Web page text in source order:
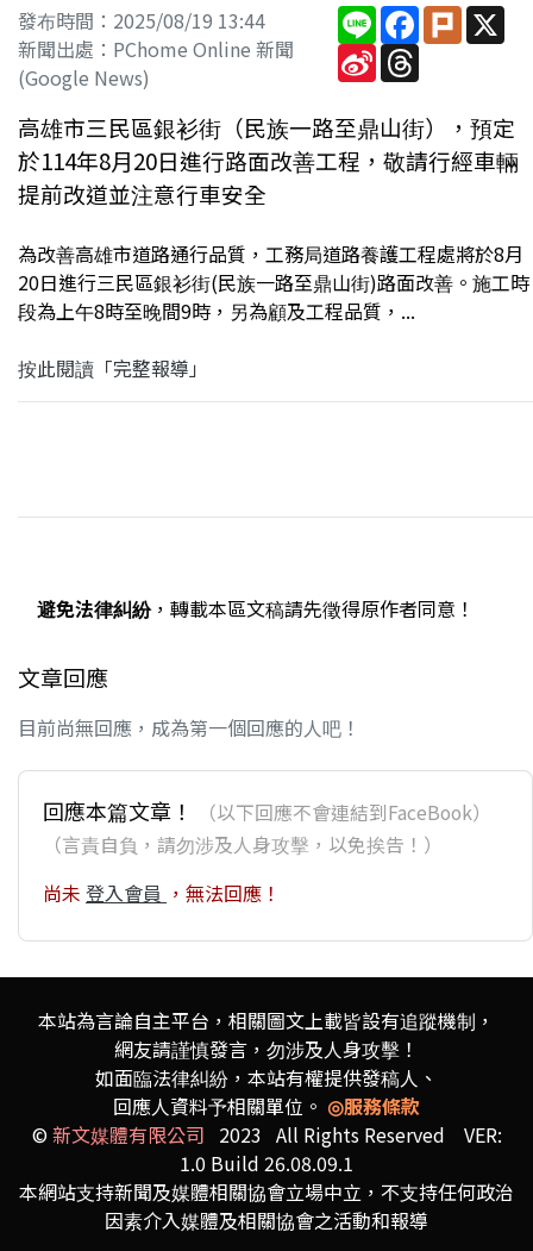
發布時間：2025/08/19 13:44
新聞出處：PChome Online 新聞
(Google News)
LineFacebook
PlurkX
Sina
Weibo
Threads
高雄市三民區銀衫街（民族一路至鼎山街），預定
於114年8月20日進行路面改善工程，敬請行經車輛
提前改道並注意行車安全
為改善高雄市道路通行品質，工務局道路養護工程處將於8月
20日進行三民區銀衫街(民族一路至鼎山街)路面改善。施工時
段為上午8時至晚間9時，另為顧及工程品質，...
按此閱讀「完整報導」
避免法律糾紛，轉載本區文稿請先徵得原作者同意！
文章回應
目前尚無回應，成為第一個回應的人吧！
回應本篇文章！
（以下回應不會連結到FaceBook）
（言責自負，請勿涉及人身攻擊，以免挨告！）
尚未 登入會員 ，無法回應！
本站為言論自主平台，相關圖文上載皆設有追蹤機制，
網友請謹慎發言，勿涉及人身攻擊！
如面臨法律糾紛，本站有權提供發稿人、
回應人資料予相關單位。 ◎服務條款
©新文媒體有限公司 2023 All Rights Reserved VER:
1.0 Build 26.08.09.1
本網站支持新聞及媒體相關協會立場中立，不支持任何政治
因素介入媒體及相關協會之活動和報導